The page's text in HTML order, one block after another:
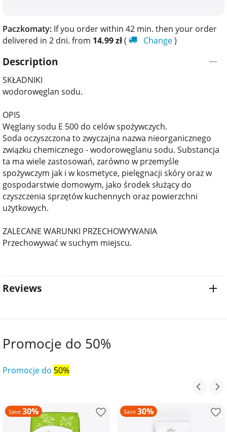
Paczkomaty: If you order within 42 min. then your order
delivered in 2 dni. from 14.99zł( Change)
Description
SKŁADNIKI
wodorowęglan sodu.
OPIS
Węglany sodu E 500 do celów spożywczych.
Soda oczyszczona to zwyczajna nazwa nieorganicznego
związku chemicznego - wodorowęglanu sodu. Substancja
ta ma wiele zastosowań, zarówno w przemyśle
spożywczym jak i w kosmetyce, pielęgnacji skóry oraz w
gospodarstwie domowym, jako środek służący do
czyszczenia sprzętów kuchennych oraz powierzchni
użytkowych.
ZALECANE WARUNKI PRZECHOWYWANIA
Przechowywać w suchym miejscu.
Reviews
Promocje do 50%
Promocje do 50%
Save 30% Save 30%